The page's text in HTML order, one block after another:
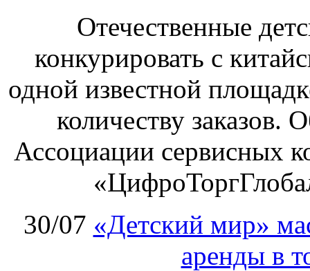
Отечественные
конкурировать с
одной известной
количеству заказов.
Ассоциации сервисных
30/07 «Детский мир»
аренды в